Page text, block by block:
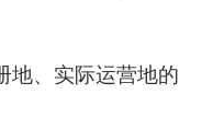
地、实际运营地的